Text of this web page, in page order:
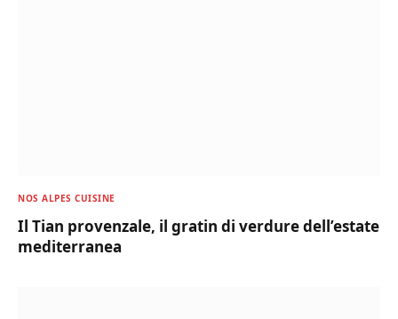
NOS ALPES CUISINE
Il Tian provenzale, il gratin di verdure dell’estate
mediterranea